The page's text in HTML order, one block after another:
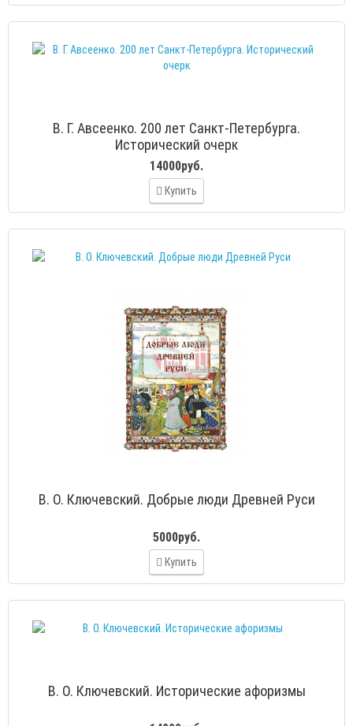
В. Г. Авсеенко. 200 лет Санкт-Петербурга.
Исторический очерк
14000руб.
Купить
В. О. Ключевский. Добрые люди Древней Руси
5000руб.
Купить
В. О. Ключевский. Исторические афоризмы